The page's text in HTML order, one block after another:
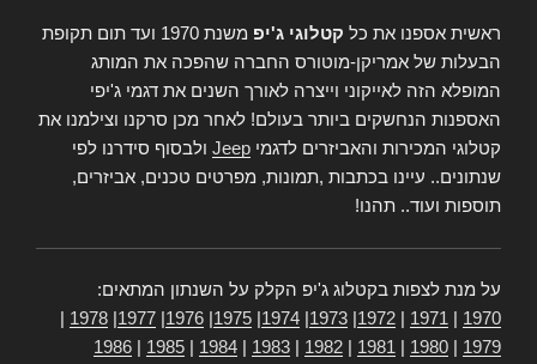
ראשית אספנו את כל קטלוגי ג'יפ
משנת 1970 ועד תום תקופת
הבעלות של אמריקן-מוטורס החברה שהפכה את המותג
המופלא הזה לאייקוני וייצרה לאורך השנים את דגמי ג'יפי
האספנות הנחשקים ביותר בעולם! לאחר מכן סרקנו וצילמנו את
קטלוגי המכירות והאביזרים לדגמי Jeep ולבסוף סידרנו לפי
שנתונים.. עיינו בכתבות ,תמונות, מפרטים טכנים, אביזרים,
תוספות ועוד.. תהנו!
על מנת לצפות בקטלוג ג'יפ הקלק על השנתון המתאים:
1970
1971
1972
1973
1974
1975
1976
1977
1978
1979
1980
1981
1982
1983
1984
1985
1986